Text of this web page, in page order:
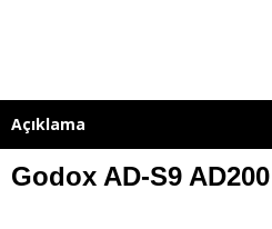
Açıklama
Godox AD-S9